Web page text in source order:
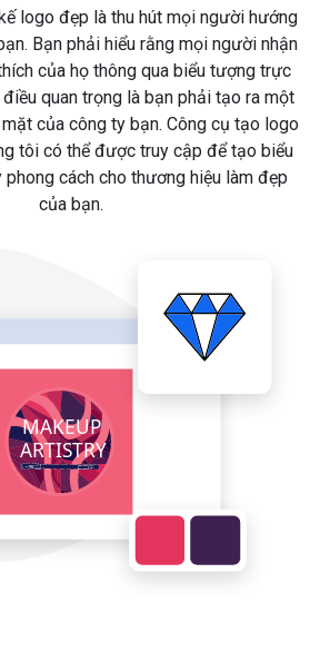
logo đẹp là thu hút mọi người hướng
Bạn phải hiểu rằng mọi người nhận
của họ thông qua biểu tượng trực
điều quan trọng là bạn phải tạo ra một
của công ty bạn. Công cụ tạo logo
tôi có thể được truy cập để tạo biểu
cách cho thương hiệu làm đẹp
của bạn.